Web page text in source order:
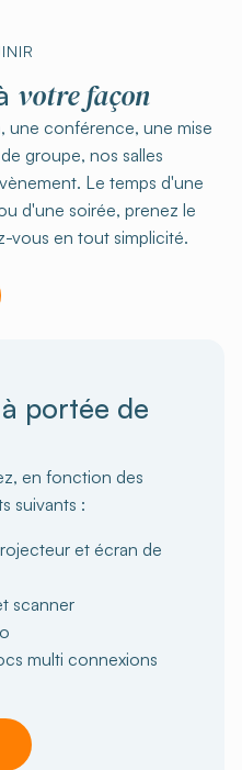
votre façon
une conférence, une mise
groupe, nos salles
Le temps d'une
d'une soirée, prenez le
vous en tout simplicité.
portée de
en fonction des
suivants :
et écran de
scanner
multi connexions